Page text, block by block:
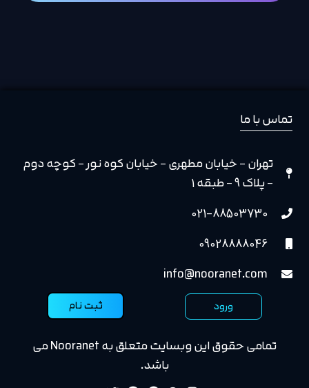
تماس با ما
تهران - خیابان مطهری - خیابان کوه نور - کوچه دوم
- پلاک 9 - طبقه 1
021-88503730
09028888046
info@nooranet.com
ورود ثبت نام
تمامی حقوق این وبسایت متعلق به Nooranet می
باشد.